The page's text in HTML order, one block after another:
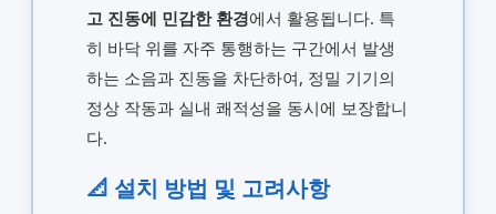
고 진동에 민감한 환경에서 활용됩니다. 특
히 바닥 위를 자주 통행하는 구간에서 발생
하는 소음과 진동을 차단하여, 정밀 기기의
정상 작동과 실내 쾌적성을 동시에 보장합니
다.
📐 설치 방법 및 고려사항